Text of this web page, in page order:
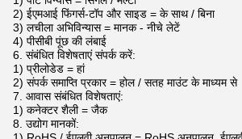
2) ईएमआई फिंगर्स-टॉप और साइड = के साथ / बिना
3) लचीला अभिविन्यास = मानक - नीचे लेटें
4) पीसीबी पूंछ की लंबाई
6. संबंधित विशेषताएं संपर्क करें:
1) प्रीलोडेड = हां
2) संपर्क समाप्ति प्रकार = होल / सतह माउंट के माध्यम से
7. आवास संबंधित विशेषताएं:
1) कनेक्टर शैली = जैक
8. उद्योग मानकों: